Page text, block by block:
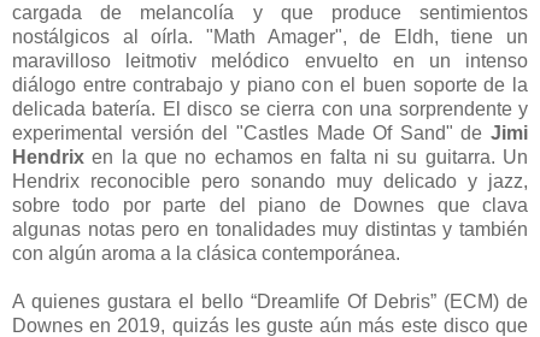
cargada de melancolía y que produce sentimientos
nostálgicos al oírla. "Math Amager", de Eldh, tiene un
maravilloso leitmotiv melódico envuelto en un intenso
diálogo entre contrabajo y piano con el buen soporte de la
delicada batería. El disco se cierra con una sorprendente y
experimental versión del "Castles Made Of Sand" de Jimi
Hendrix en la que no echamos en falta ni su guitarra. Un
Hendrix reconocible pero sonando muy delicado y jazz,
sobre todo por parte del piano de Downes que clava
algunas notas pero en tonalidades muy distintas y también
con algún aroma a la clásica contemporánea.
A quienes gustara el bello “Dreamlife Of Debris” (ECM) de
Downes en 2019, quizás les guste aún más este disco que